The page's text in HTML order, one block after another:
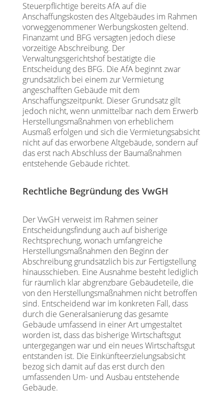
Steuerpflichtige bereits AfA auf die
Anschaffungskosten des Altgebäudes im Rahmen
vorweggenommener Werbungskosten geltend.
Finanzamt und BFG versagten jedoch diese
vorzeitige Abschreibung. Der
Verwaltungsgerichtshof bestätigte die
Entscheidung des BFG. Die AfA beginnt zwar
grundsätzlich bei einem zur Vermietung
angeschafften Gebäude mit dem
Anschaffungszeitpunkt. Dieser Grundsatz gilt
jedoch nicht, wenn unmittelbar nach dem Erwerb
Herstellungsmaßnahmen von erheblichem
Ausmaß erfolgen und sich die Vermietungsabsicht
nicht auf das erworbene Altgebäude, sondern auf
das erst nach Abschluss der Baumaßnahmen
entstehende Gebäude richtet.
Rechtliche Begründung des VwGH
Der VwGH verweist im Rahmen seiner
Entscheidungsfindung auch auf bisherige
Rechtsprechung, wonach umfangreiche
Herstellungsmaßnahmen den Beginn der
Abschreibung grundsätzlich bis zur Fertigstellung
hinausschieben. Eine Ausnahme besteht lediglich
für räumlich klar abgrenzbare Gebäudeteile, die
von den Herstellungsmaßnahmen nicht betroffen
sind. Entscheidend war im konkreten Fall, dass
durch die Generalsanierung das gesamte
Gebäude umfassend in einer Art umgestaltet
worden ist, dass das bisherige Wirtschaftsgut
untergegangen war und ein neues Wirtschaftsgut
entstanden ist. Die Einkünfteerzielungsabsicht
bezog sich damit auf das erst durch den
umfassenden Um- und Ausbau entstehende
Gebäude.